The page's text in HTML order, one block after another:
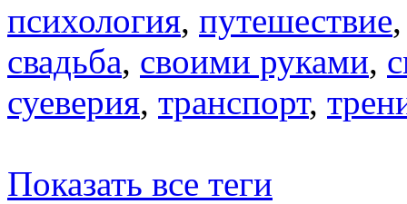
психология, путешествие
свадьба, своими руками,
суеверия, транспорт,
Показать все теги